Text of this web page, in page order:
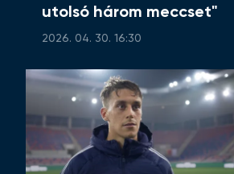
utolsó három meccset"
2026. 04. 30. 16:30